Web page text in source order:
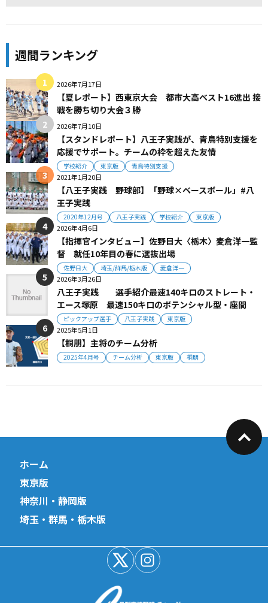
週間ランキング
2026年7月17日
【夏レポート】西東京大会 都市大高ベスト16進出 接
戦を勝ち切り大会３勝
2026年7月10日
【スタンドレポート】八王子実践が、青鳥特別支援を
応援でサポート。チームの枠を超えた友情
学校紹介 東京版 青鳥特別支援
2021年1月20日
【八王子実践 野球部】「野球×ベースボール」#八
王子実践
2020年12月号 八王子実践 学校紹介 東京版
2026年4月6日
【指揮官インタビュー】佐野日大〈栃木〉麦倉洋一監
督 就任10年目の春に選抜出場
佐野日大 埼玉/群馬/栃木版 麦倉洋一
2026年3月26日
八王子実践 選手紹介最速140キロのストレート・
エース塚原 最速150キロのポテンシャル型・座間
ピックアップ選手 八王子実践 東京版
2025年5月1日
【桐朋】主将のチーム分析
2025年4月号 チーム分析 東京版 桐朋
ホーム
東京版
神奈川・静岡版
埼玉・群馬・栃木版